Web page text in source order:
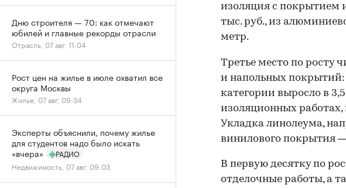
изоляция с покрытием
тыс. руб., из
метр.
Третье место по росту
и напольных покрытий:
категории выросло в
изоляционных
Укладка линолеума,
винилового покрытия —
В первую десятку по
отделочные работы, а
Дню строителя — 70: как отмечают
юбилей и главные рекорды отрасли
Отрасль, 07 авг, 11:04
Рост цен на жилье в июле охватил все
округа Москвы
Жилье, 07 авг, 09:34
Эксперты объяснили, почему жилье
для студентов надо было искать
«вчера»
РАДИО
Недвижимость, 07 авг, 09:03